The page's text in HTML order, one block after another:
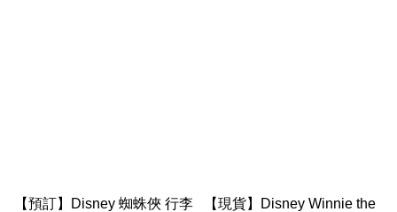
【預訂】Disney 蜘蛛俠 行李
【現貨】Disney Winnie the